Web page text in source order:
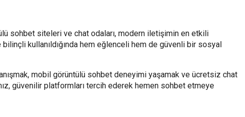
sohbet siteleri ve chat odaları, modern iletişimin en etkili
bilinçli kullanıldığında hem eğlenceli hem de güvenli bir sosyal
mobil görüntülü sohbet deneyimi yaşamak ve ücretsiz chat
güvenilir platformları tercih ederek hemen sohbet etmeye